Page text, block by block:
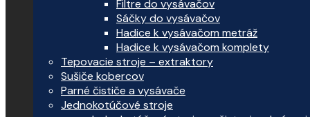
Filtre do vysávačov
Sáčky do vysávačov
Hadice k vysávačom metráž
Hadice k vysávačom komplety
Tepovacie stroje – extraktory
Sušiče kobercov
Parné čističe a vysávače
Jednokotúčové stroje